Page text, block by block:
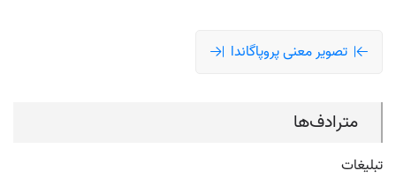
تصویر معنی پروپاگاندا
مترادف‌ها
تبلیغات